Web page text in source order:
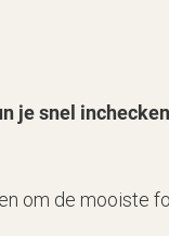
je snel
om de mooiste